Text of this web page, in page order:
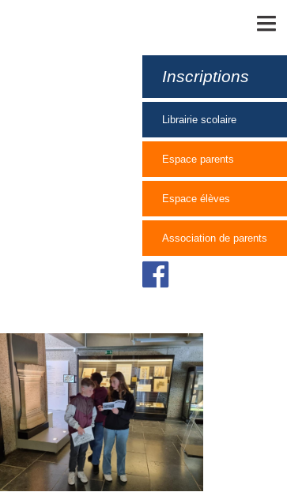
Inscriptions
Librairie scolaire
Espace parents
Espace élèves
Association de parents